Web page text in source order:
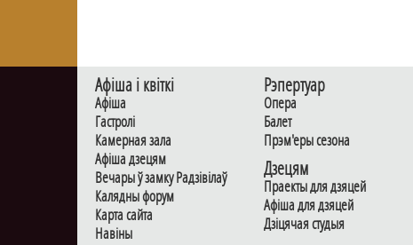
Афiша i квiткi
Афiша
Гастролi
Камерная зала
Афiша дзецям
Вечары ў замку Радзiвiлаў
Калядны форум
Карта сайта
Навiны
Рэпертуар
Опера
Балет
Прэм'еры сезона
Дзецям
Праекты для дзяцей
Афiша для дзяцей
Дзiцячая студыя